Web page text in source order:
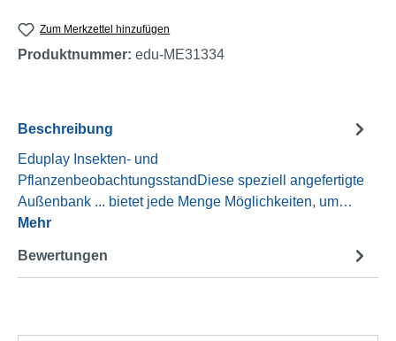
Zum Merkzettel hinzufügen
Produktnummer: edu-ME31334
Beschreibung
Eduplay Insekten- und
PflanzenbeobachtungsstandDiese speziell angefertigte
Außenbank ... bietet jede Menge Möglichkeiten, um…
Mehr
Bewertungen